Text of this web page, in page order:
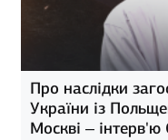
Про наслідки
України із
Москві – інтерв'ю